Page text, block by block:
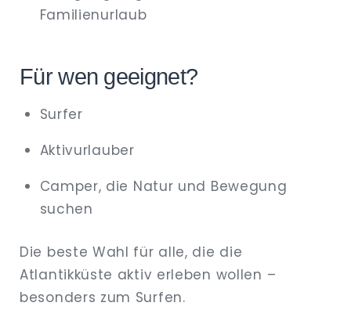
Familienurlaub
Für wen geeignet?
Surfer
Aktivurlauber
Camper, die Natur und Bewegung
suchen
Die beste Wahl für alle, die die
Atlantikküste aktiv erleben wollen –
besonders zum Surfen.